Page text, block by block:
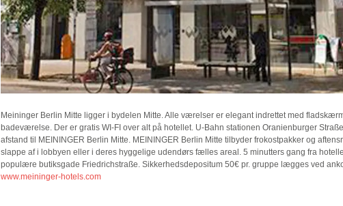
Meininger Berlin Mitte ligger i bydelen Mitte. Alle værelser er elegant indrettet med
badeværelse. Der er gratis WI-FI over alt på hotellet. U-Bahn stationen Oranienburger
afstand til MEININGER Berlin Mitte. MEININGER Berlin Mitte tilbyder frokostpakker og
slappe af i lobbyen eller i deres hyggelige udendørs fælles areal. 5 minutters gang fra
populære butiksgade Friedrichstraße. Sikkerhedsdepositum 50€ pr. gruppe lægges ved
www.meininger-hotels.com